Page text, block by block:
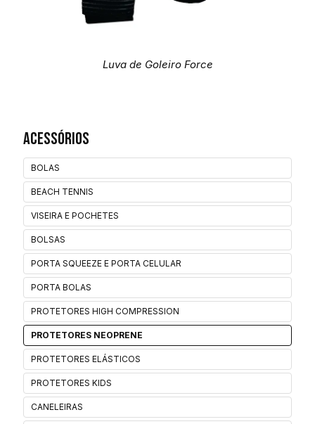
Acessórios
BOLAS
BEACH TENNIS
VISEIRA E POCHETES
BOLSAS
PORTA SQUEEZE E PORTA CELULAR
PORTA BOLAS
PROTETORES HIGH COMPRESSION
PROTETORES NEOPRENE
PROTETORES ELÁSTICOS
PROTETORES KIDS
CANELEIRAS
Luva de Goleiro Force